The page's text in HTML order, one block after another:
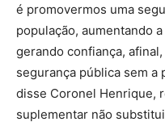
é promovermos uma
população, aumentando
gerando confiança,
segurança pública sem a
disse Coronel Henrique,
suplementar não